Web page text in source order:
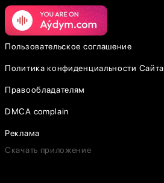
Пользовательское соглашение
Политика конфиденциальности Сайта
Правообладателям
DMCA complain
Реклама
Скачать приложение